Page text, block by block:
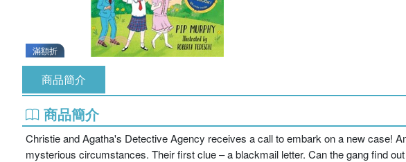
滿額折
商品簡介
商品簡介
Christie and Agatha's Detective Agency receives a call to embark on a new case!
mysterious circumstances. Their first clue – a blackmail letter. Can the gang find